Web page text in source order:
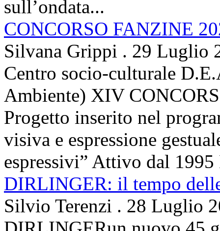
sull’ondata...
CONCORSO FANZINE
Silvana Grippi . 29 Luglio
Centro socio-culturale
Ambiente) XIV
Progetto inserito nel
visiva e espressione
espressivi” Attivo dal 1995
DIRLINGER: il tempo
Silvio Terenzi . 28 Luglio